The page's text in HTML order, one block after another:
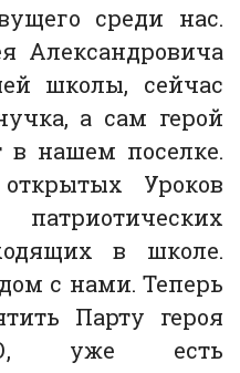
среди нас.
Александровича
школы, сейчас
а сам герой
нашем поселке.
Уроков
в школе.
с нами. Теперь
Парту героя
уже есть